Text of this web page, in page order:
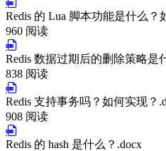
Redis 的 Lua 脚本功能是什么？
960 阅读
Redis 数据过期后的删除策略是
838 阅读
Redis 支持事务吗？如何实现？
908 阅读
Redis 的 hash 是什么？.docx